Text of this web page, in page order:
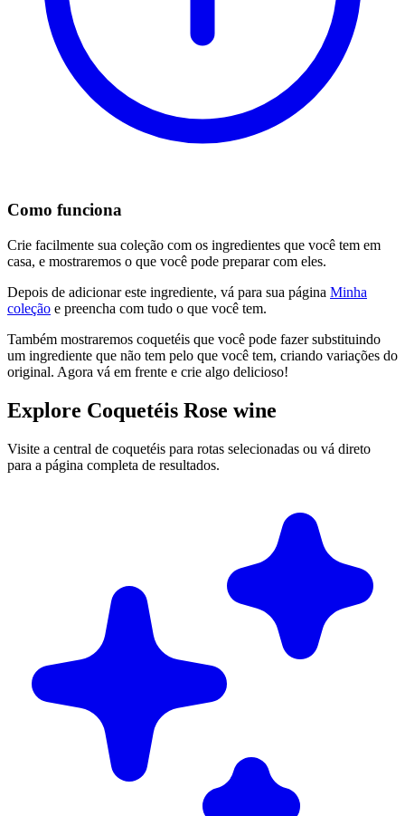
Como funciona
Crie facilmente sua coleção com os ingredientes que você tem em
casa, e mostraremos o que você pode preparar com eles.
Depois de adicionar este ingrediente, vá para sua página Minha
coleção e preencha com tudo o que você tem.
Também mostraremos coquetéis que você pode fazer substituindo
um ingrediente que não tem pelo que você tem, criando variações do
original. Agora vá em frente e crie algo delicioso!
Explore Coquetéis Rose wine
Visite a central de coquetéis para rotas selecionadas ou vá direto
para a página completa de resultados.